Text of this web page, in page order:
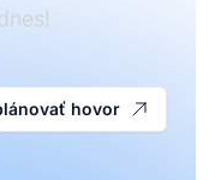
hovor